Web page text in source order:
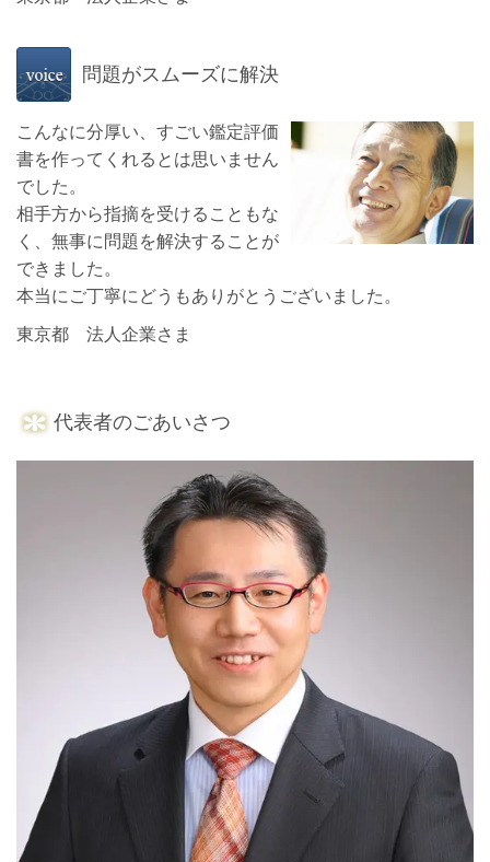
問題がスムーズに解決
こんなに分厚い、すごい鑑定評価
書を作ってくれるとは思いません
でした。
相手方から指摘を受けることもな
く、無事に問題を解決することが
できました。
本当にご丁寧にどうもありがとうございました。
東京都 法人企業さま
代表者のごあいさつ